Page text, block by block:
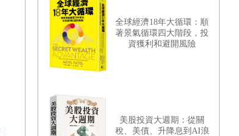
全球經濟18年大循環：順
著景氣循環四大階段，投
資獲利和避開風險
美股投資大週期：從關
稅、美債、升降息到AI浪